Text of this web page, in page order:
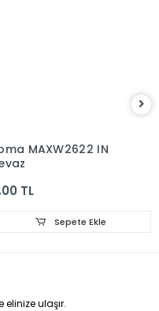
MAXW2622 IN
TL
Sepete Ekle
elinize ulaşır.